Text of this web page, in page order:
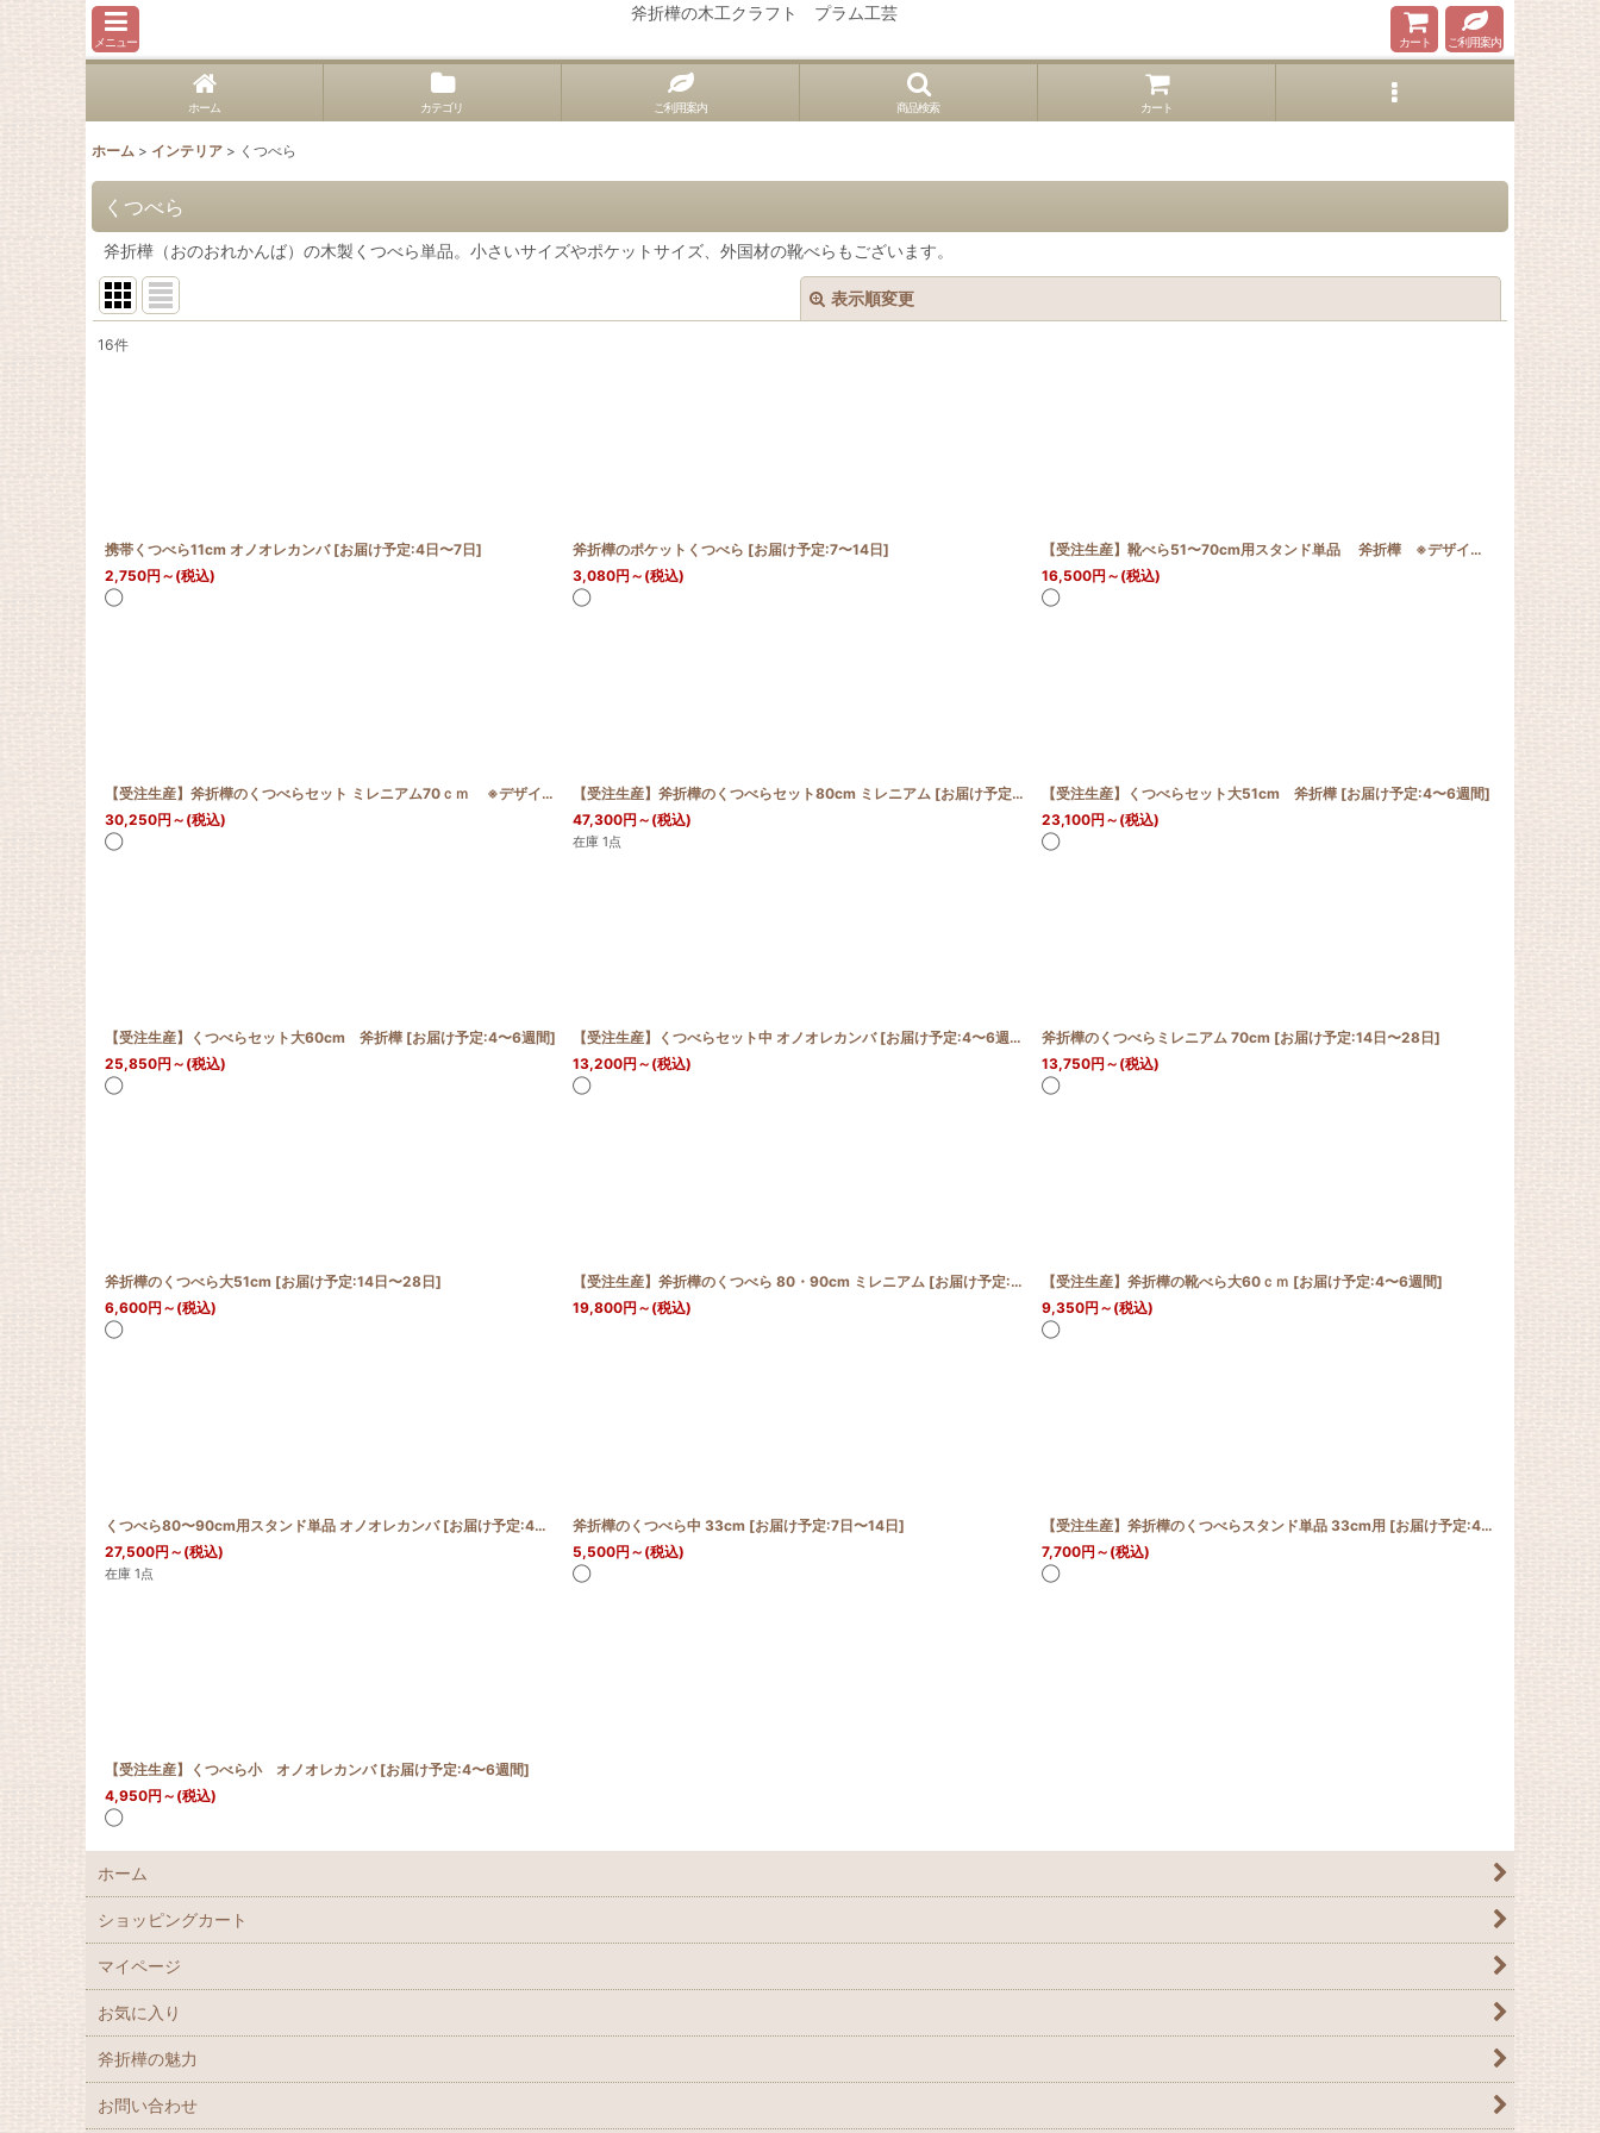
メニュー
斧折樺の木工クラフト プラム工芸
カート ご利用案内
ホーム カテゴリ ご利用案内 商品検索 カート
ホーム > インテリア > くつべら
くつべら
斧折樺（おのおれかんば）の木製くつべら単品。小さいサイズやポケットサイズ、外国材の靴べらもございます。
表示順変更
絞り込む
16件
携帯くつべら11cm オノオレカンバ [お届け予定:4日〜7日]
2,750円 ～ (税込)
◯
斧折樺のポケットくつべら [お届け予定:7〜14日]
3,080円 ～ (税込)
◯
【受注生産】靴べら51〜70cm用スタンド単品 斧折樺 ※デザイン・サイズ変更いたしました
16,500円 ～ (税込)
◯
【受注生産】斧折樺のくつべらセット ミレニアム70ｃｍ ※デザイン・サイズ変更いたしました [お届け予定:4〜6週間 ]
30,250円 ～ (税込)
◯
【受注生産】斧折樺のくつべらセット80cm ミレニアム [お届け予定:14日〜28日
]
47,300円 ～ (税込)
在庫 1点
【受注生産】くつべらセット大51cm 斧折樺 [お届け予定:4〜6週間]
23,100円 ～ (税込)
◯
【受注生産】くつべらセット大60cm 斧折樺 [お届け予定:4〜6週間]
25,850円 ～ (税込)
◯
【受注生産】くつべらセット中 オノオレカンバ [お届け予定:4〜6週間
13,200円 ～ (税込)
◯
斧折樺のくつべらミレニアム 70cm [お届け予定:14日〜28日]
13,750円 ～ (税込)
◯
斧折樺のくつべら大51cm [お届け予定:14日〜28日]
6,600円 ～ (税込)
◯
【受注生産】斧折樺のくつべら 80・90cm ミレニアム [お届け予定:4週間
]
19,800円 ～ (税込)
【受注生産】斧折樺の靴べら大60ｃｍ [お届け予定:4〜6週間]
9,350円 ～ (税込)
◯
くつべら80〜90cm用スタンド単品 オノオレカンバ [お届け予定:4日〜7日
]
27,500円 ～ (税込)
在庫 1点
斧折樺のくつべら中 33cm [お届け予定:7日〜14日]
5,500円 ～ (税込)
◯
【受注生産】斧折樺のくつべらスタンド単品 33cm用 [お届け予定:4〜8週間
7,700円 ～ (税込)
◯
【受注生産】くつべら小 オノオレカンバ [お届け予定:4〜6週間]
4,950円 ～ (税込)
◯
ホーム
ショッピングカート
マイページ
お気に入り
斧折樺の魅力
お問い合わせ